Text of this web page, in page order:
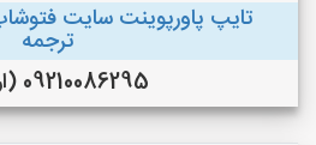
تایپ پاورپوینت سایت
ترجمه
09210086295 (ارومیه)